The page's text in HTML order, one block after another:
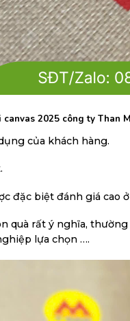
canvas 2025 công ty Than
của khách hàng.
đặc biệt đánh giá
quà rất ý nghĩa,
lựa chọn ….